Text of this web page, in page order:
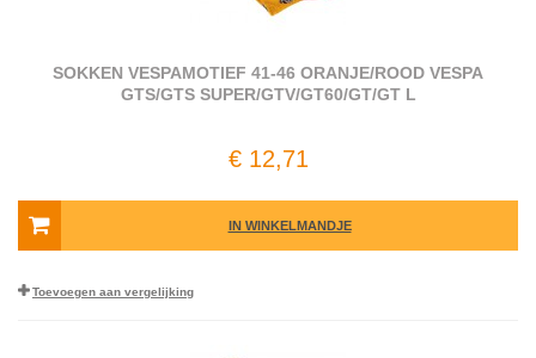
SOKKEN VESPAMOTIEF 41-46 ORANJE/ROOD VESPA
GTS/GTS SUPER/GTV/GT60/GT/GT L
€ 12,71
IN WINKELMANDJE
Toevoegen aan vergelijking